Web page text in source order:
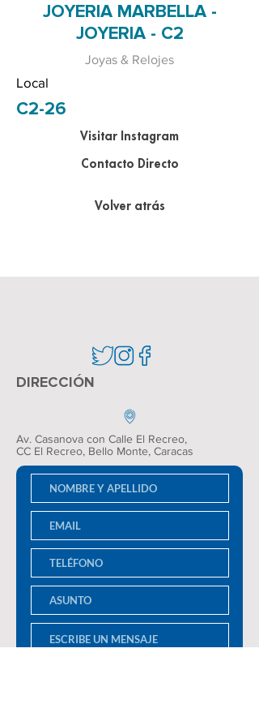
JOYERIA MARBELLA -
JOYERIA - C2
Joyas & Relojes
Local
C2-26
Visitar Instagram
Contacto Directo
Volver atrás
DIRECCIÓN
Av. Casanova con Calle El Recreo,
CC El Recreo, Bello Monte, Caracas